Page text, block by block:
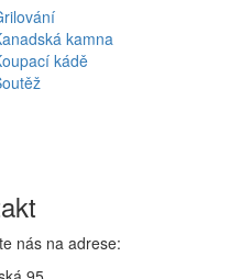
kamna
kádě
nás na adrese: